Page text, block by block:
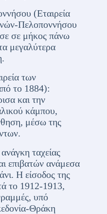
(Εταιρεία
Πελοποννήσου
σε μήκος πάνω
μεγαλύτερα
των
το 1884):
και την
κάμπου,
μέσω της
ταχείας
επιβατών ανάμεσα
Η είσοδος της
το 1912-1913,
υπό
Θράκη